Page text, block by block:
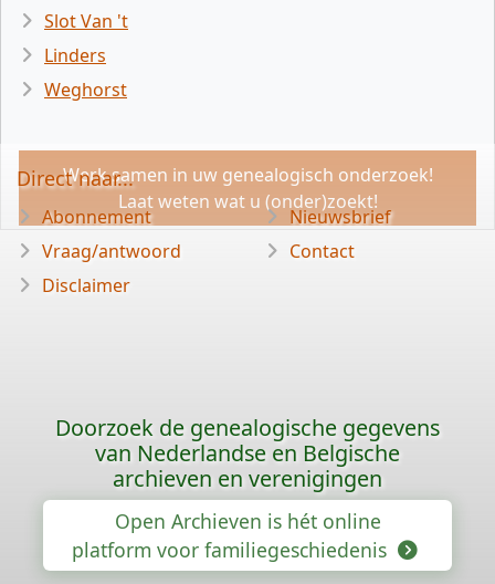
Slot Van 't
Linders
Weghorst
Werk samen in uw genealogisch onderzoek!
Laat weten wat u (onder)zoekt!
Direct naar...
Abonnement
Vraag/antwoord
Disclaimer
Nieuwsbrief
Contact
Doorzoek de genealogische gegevens
van Nederlandse en Belgische
archieven en verenigingen
Open Archieven is hét online
platform voor familiegeschiedenis